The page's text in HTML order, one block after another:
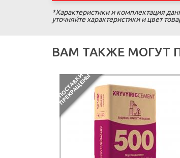
*Характеристики и комплектация
уточняйте характеристики и цвет
ВАМ ТАКЖЕ МОГУТ
П
О
С
Т
А
В
К
И
П
Р
Е
К
Р
А
Щ
Е
Н
Ы